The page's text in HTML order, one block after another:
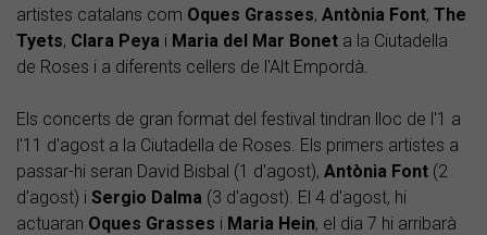
artistes catalans com Oques Grasses, Antònia Font, The
Tyets, Clara Peya i Maria del Mar Bonet a la Ciutadella
de Roses i a diferents cellers de l'Alt Empordà.
Els concerts de gran format del festival tindran lloc de l'1 a
l'11 d'agost a la Ciutadella de Roses. Els primers artistes a
passar-hi seran David Bisbal (1 d'agost), Antònia Font (2
d'agost) i Sergio Dalma (3 d'agost). El 4 d'agost, hi
actuaran Oques Grasses i Maria Hein, el dia 7 hi arribarà